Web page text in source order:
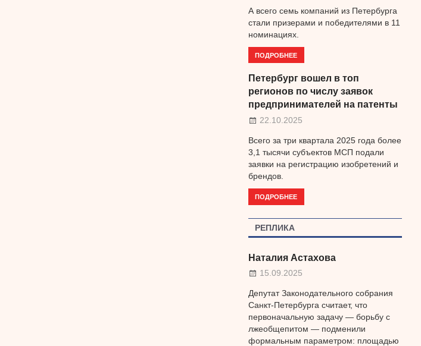
А всего семь компаний из Петербурга
стали призерами и победителями в 11
номинациях.
ПОДРОБНЕЕ
Петербург вошел в топ
регионов по числу заявок
предпринимателей на патенты
22.10.2025
Всего за три квартала 2025 года более
3,1 тысячи субъектов МСП подали
заявки на регистрацию изобретений и
брендов.
ПОДРОБНЕЕ
РЕПЛИКА
Наталия Астахова
15.09.2025
Депутат Законодательного собрания
Санкт-Петербурга считает, что
первоначальную задачу — борьбу с
лжеобщепитом — подменили
формальным параметром: площадью